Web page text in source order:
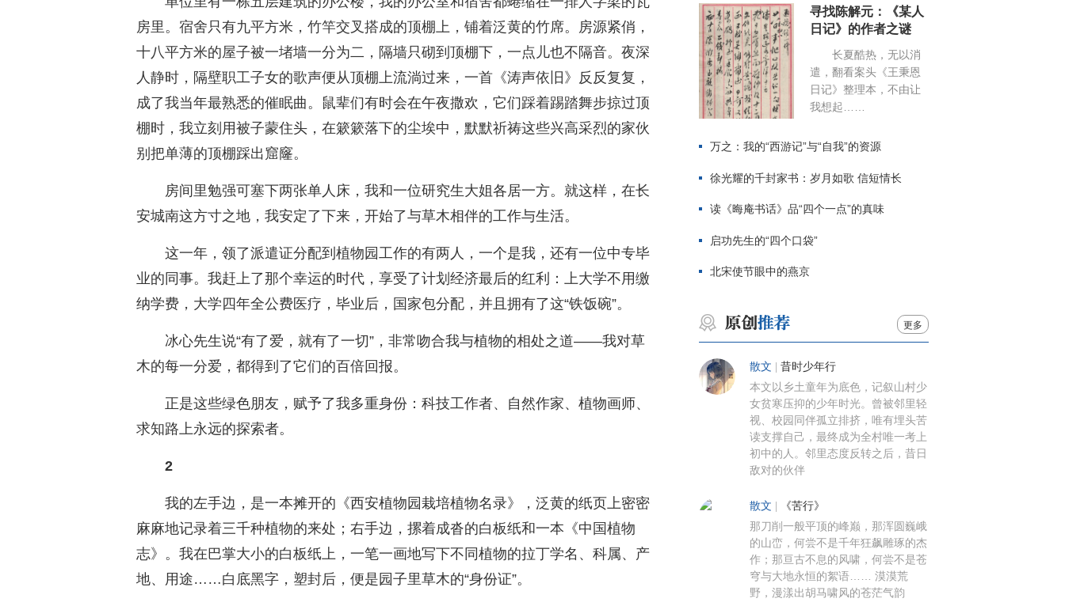
房里。宿舍只有九平方米，竹竿交叉搭成的顶棚上，铺着泛黄的竹席。房源紧俏，
十八平方米的屋子被一堵墙一分为二，隔墙只砌到顶棚下，一点儿也不隔音。夜深
人静时，隔壁职工子女的歌声便从顶棚上流淌过来，一首《涛声依旧》反反复复，
成了我当年最熟悉的催眠曲。鼠辈们有时会在午夜撒欢，它们踩着踢踏舞步掠过顶
棚时，我立刻用被子蒙住头，在簌簌落下的尘埃中，默默祈祷这些兴高采烈的家伙
别把单薄的顶棚踩出窟窿。
房间里勉强可塞下两张单人床，我和一位研究生大姐各居一方。就这样，在长
安城南这方寸之地，我安定了下来，开始了与草木相伴的工作与生活。
这一年，领了派遣证分配到植物园工作的有两人，一个是我，还有一位中专毕
业的同事。我赶上了那个幸运的时代，享受了计划经济最后的红利：上大学不用缴
纳学费，大学四年全公费医疗，毕业后，国家包分配，并且拥有了这“铁饭碗”。
冰心先生说“有了爱，就有了一切”，非常吻合我与植物的相处之道——我对草
木的每一分爱，都得到了它们的百倍回报。
正是这些绿色朋友，赋予了我多重身份：科技工作者、自然作家、植物画师、
求知路上永远的探索者。
2
我的左手边，是一本摊开的《西安植物园栽培植物名录》，泛黄的纸页上密密
麻麻地记录着三千种植物的来处；右手边，摞着成沓的白板纸和一本《中国植物
志》。我在巴掌大小的白板纸上，一笔一画地写下不同植物的拉丁学名、科属、产
地、用途……白底黑字，塑封后，便是园子里草木的“身份证”。
寻找陈解元：《某人
日记》的作者之谜
长夏酷热，无以消
遣，翻看案头《王秉恩
日记》整理本，不由让
我想起……
万之：我的“西游记”与“自我”的资源
徐光耀的千封家书：岁月如歌 信短情长
读《晦庵书话》品“四个一点”的真味
启功先生的“四个口袋”
北宋使节眼中的燕京
更多
散文 昔时少年行
本文以乡土童年为底色，记叙山村少
女贫寒压抑的少年时光。曾被邻里轻
视、校园同伴孤立排挤，唯有埋头苦
读支撑自己，最终成为全村唯一考上
初中的人。邻里态度反转之后，昔日
敌对的伙伴
散文 《苦行》
那刀削一般平顶的峰巅，那浑圆巍峨
的山峦，何尝不是千年狂飙雕琢的杰
作；那亘古不息的风啸，何尝不是苍
穹与大地永恒的絮语…… 漠漠荒
野，漫漾出胡马啸风的苍茫气韵